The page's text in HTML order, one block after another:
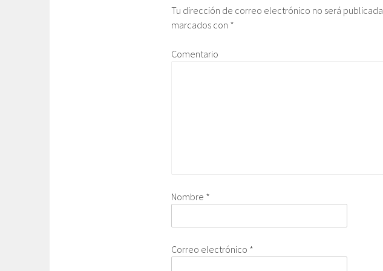
Tu dirección de correo electrónico no será publicada.
marcados con *
Comentario
Nombre *
Correo electrónico *